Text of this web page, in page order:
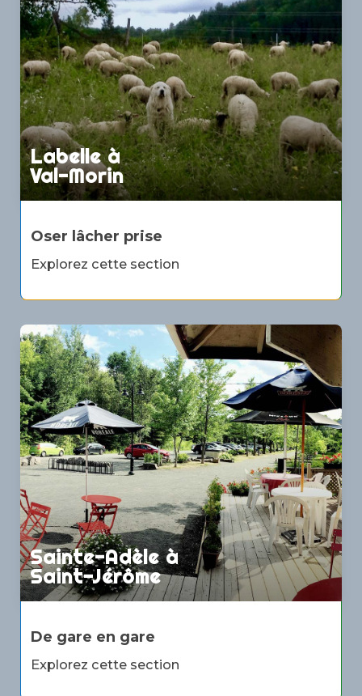
Labelle à
Val-Morin
Oser lâcher prise
Explorez cette section
Sainte-Adèle à
Saint-Jérôme
De gare en gare
Explorez cette section